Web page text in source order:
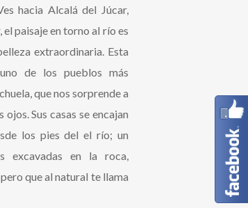
hacia Alcalá del Júcar,
el paisaje en torno al río es
extraordinaria. Esta
de los pueblos más
que nos sorprende a
Sus casas se encajan
los pies del el río; un
excavadas en la roca,
que al natural te llama